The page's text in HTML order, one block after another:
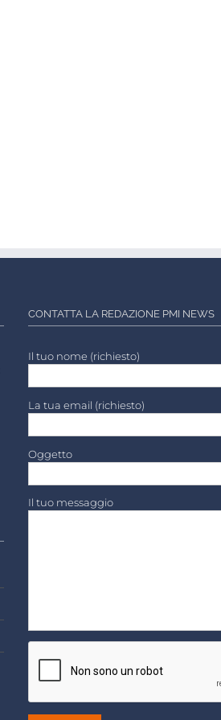
CONTATTA LA REDAZIONE PMI NEWS
Il tuo nome (richiesto)
La tua email (richiesto)
Oggetto
Il tuo messaggio